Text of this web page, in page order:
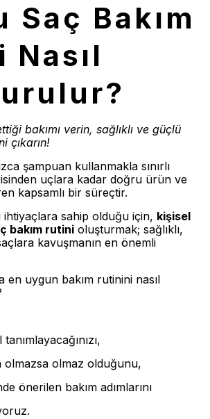
Saç Bakım
Nasıl
bakımı verin, sağlıklı ve güçlü
çıkarın!
şampuan kullanmakla sınırlı
uçlara kadar doğru ürün ve
kapsamlı bir süreçtir.
ihtiyaçlara sahip olduğu için, kişisel
bakım rutini oluşturmak; sağlıklı,
kavuşmanın en önemli
en uygun bakım rutinini nasıl
olmaz olduğunu,
önerilen bakım adımlarını